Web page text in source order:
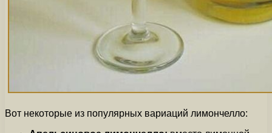
Вот некоторые из популярных вариаций лимончелло: